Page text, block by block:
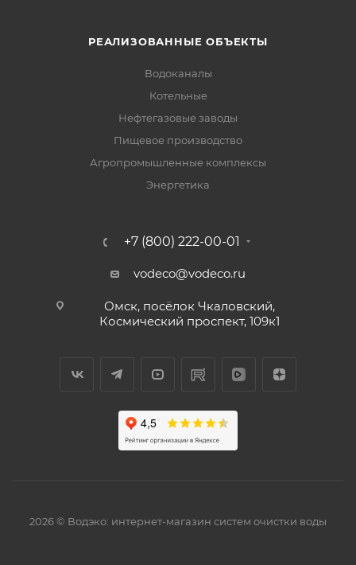
РЕАЛИЗОВАННЫЕ ОБЪЕКТЫ
Водоканалы
Котельные
Нефтегазовые заводы
Пищевое производство
Агропромышленные комплексы
Энергетика
+7 (800) 222-00-01
vodeco@vodeco.ru
Омск, посёлок Чкаловский,
Космический проспект, 109к1
2026 © Водэко: интернет-магазин систем очистки воды